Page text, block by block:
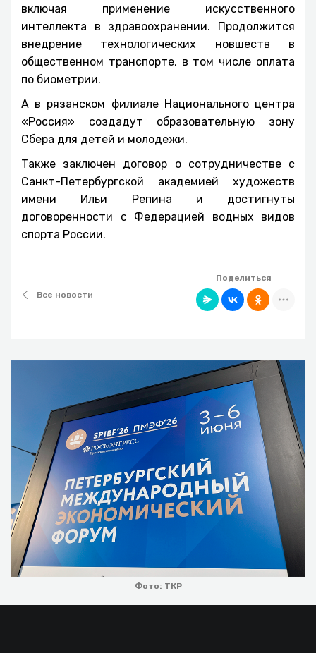
включая применение искусственного
интеллекта в здравоохранении. Продолжится
внедрение технологических новшеств в
общественном транспорте, в том числе оплата
по биометрии.
А в рязанском филиале Национального центра
«Россия» создадут образовательную зону
Сбера для детей и молодежи.
Также заключен договор о сотрудничестве с
Санкт-Петербургской академией художеств
имени Ильи Репина и достигнуты
договоренности с Федерацией водных видов
спорта России.
Все новости
Поделиться
Фото: ТКР